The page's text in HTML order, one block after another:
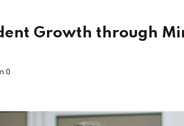
Growth through
0